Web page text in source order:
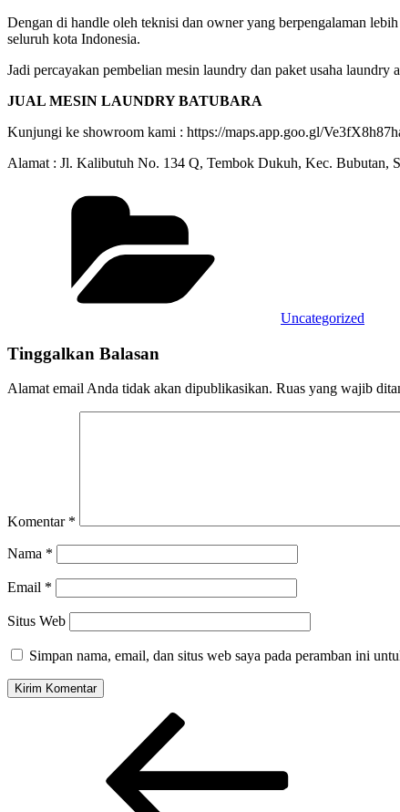
Dengan di handle oleh teknisi dan owner yang berpengalaman
seluruh kota Indonesia.
Jadi percayakan pembelian mesin laundry dan paket usaha laundry
JUAL MESIN LAUNDRY BATUBARA
Kunjungi ke showroom kami : https://maps.app.goo.gl/
Alamat : Jl. Kalibutuh No. 134 Q, Tembok Dukuh, Kec. Bubutan,
Uncategorized
Tinggalkan Balasan
Alamat email Anda tidak akan dipublikasikan. Ruas yang wajib
Komentar *
Nama *
Email *
Situs Web
Simpan nama, email, dan situs web saya pada peramban ini